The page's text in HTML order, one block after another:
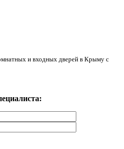
и входных дверей в Крыму с